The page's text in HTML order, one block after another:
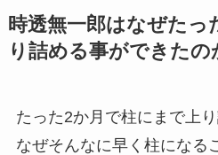
時透無一郎はなぜたっ
り詰める事ができたの
たった2か月で柱にまで上
なぜそんなに早く柱になる